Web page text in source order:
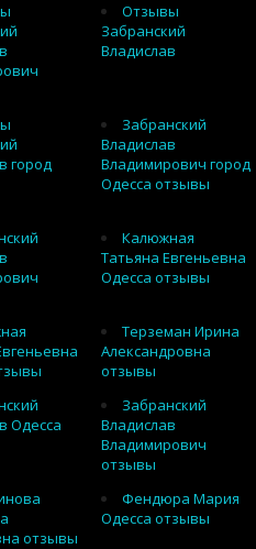
Отзывы
Забранский
Владислав
город
Забранский
Владислав
Владимирович город
Одесса отзывы
Калюжная
Татьяна Евгеньевна
Одесса отзывы
Терземан Ирина
Александровна
отзывы
Одесса
Забранский
Владислав
Владимирович
отзывы
отзывы
Фендюра Мария
Одесса отзывы